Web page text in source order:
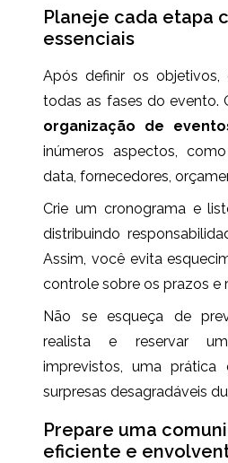
Planeje cada etapa
essenciais
Após definir os
todas as fases do evento.
organização de
inúmeros aspectos,
data, fornecedores,
Crie um cronograma e
distribuindo
Assim, você evita
controle sobre os prazos e
Não se esqueça de
realista e reservar
imprevistos, uma
surpresas desagradáveis
Prepare uma
eficiente e